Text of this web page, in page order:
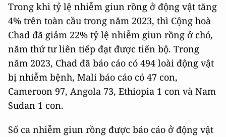
Trong khi tỷ lệ nhiễm giun rồng ở động vật tăng
4% trên toàn cầu trong năm 2023, thì Cộng hoà
Chad đã giảm 22% tỷ lệ nhiễm giun rồng ở chó,
năm thứ tư liên tiếp đạt được tiến bộ. Trong
năm 2023, Chad đã báo cáo có 494 loài động vật
bị nhiễm bệnh, Mali báo cáo có 47 con,
Cameroon 97, Angola 73, Ethiopia 1 con và Nam
Sudan 1 con.
Số ca nhiễm giun rồng được báo cáo ở động vật